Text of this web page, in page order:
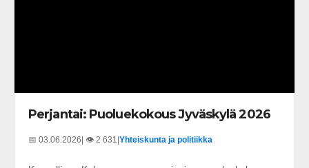
Perjantai: Puoluekokous Jyväskylä 2026
📅 03.06.2026 | 👁️ 2 631 Yhteiskunta ja politiikka